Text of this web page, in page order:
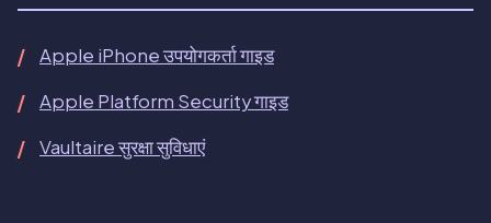
Apple iPhone उपयोगकर्ता गाइड
Apple Platform Security गाइड
Vaultaire सुरक्षा सुविधाएं